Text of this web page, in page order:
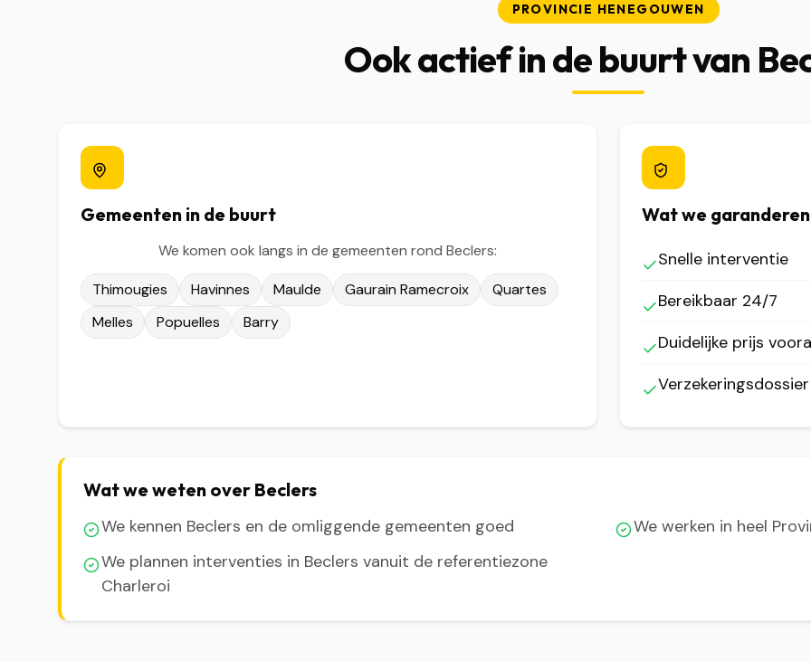
PROVINCIE HENEGOUWEN
Ook actief in de buurt van
Gemeenten in de buurt
We komen ook langs in de gemeenten rond Beclers:
Thimougies Havinnes Maulde Gaurain Ramecroix
Quartes
Melles
Popuelles Barry
Wat we garanderen
Snelle interventie
Bereikbaar 24/7
Duidelijke prijs
Wat we weten over Beclers
We kennen Beclers en de omliggende gemeenten goed
We werken in heel
We plannen interventies in Beclers vanuit de referentiezone
Charleroi